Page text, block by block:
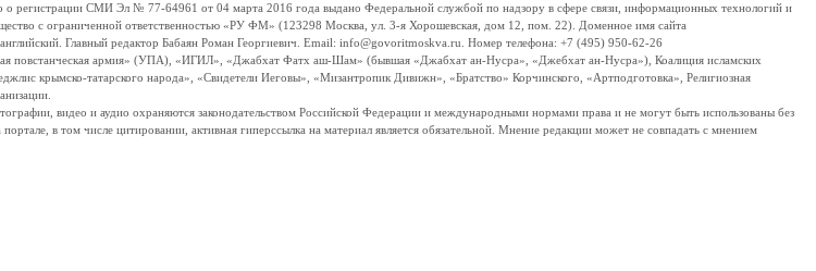
СМИ Эл № 77-64961 от 04 марта 2016 года выдано Федеральной службой по надзору в сфере связи, информационных технологий и
с ограниченной ответственностью «РУ ФМ» (123298 Москва, ул. 3-я Хорошевская, дом 12, пом. 22). Доменное имя сайта
Главный редактор Бабаян Роман Георгиевич. Email: info@govoritmoskva.ru. Номер телефона: +7 (495) 950-62-26
повстанческая армия» (УПА), «ИГИЛ», «Джабхат Фатх аш-Шам» (бывшая «Джабхат ан-Нусра», «Джебхат ан-Нусра»), Коалиция исламских
крымско-татарского народа», «Свидетели Иеговы», «Мизантропик Дивижн», «Братство» Корчинского, «Артподготовка», Религиозная
видео и аудио охраняются законодательством Российской Федерации и международными нормами права и не могут быть использованы без
в том числе цитировании, активная гиперссылка на материал является обязательной. Мнение редакции может не совпадать с мнением